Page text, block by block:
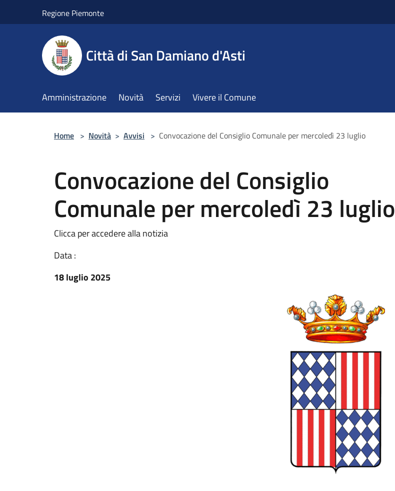
Regione Piemonte
Città di San Damiano d'Asti
Amministrazione Novità Servizi Vivere il Comune
Home > Novità > Avvisi > Convocazione del Consiglio Comunale per mercoledì 23 luglio
Convocazione del Consiglio
Comunale per mercoledì 23 luglio
Clicca per accedere alla notizia
Data :
18 luglio 2025